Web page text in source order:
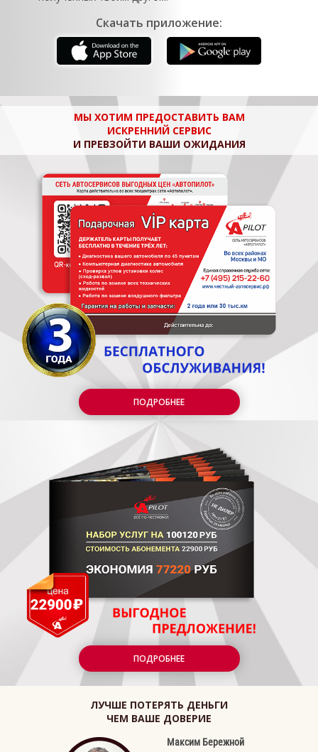
Скачать приложение:
МЫ ХОТИМ ПРЕДОСТАВИТЬ ВАМ
ИСКРЕННИЙ СЕРВИС
И ПРЕВЗОЙТИ ВАШИ ОЖИДАНИЯ
ПОДРОБНЕЕ
ПОДРОБНЕЕ
ЛУЧШЕ ПОТЕРЯТЬ ДЕНЬГИ
ЧЕМ ВАШЕ ДОВЕРИЕ
Максим Бережной